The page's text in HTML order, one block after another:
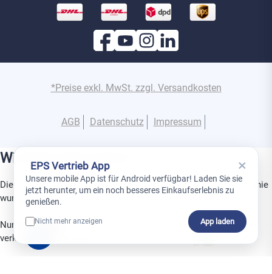
*Preise exkl. MwSt. zzgl. Versandkosten
AGB Datenschutz Impressum
Wichtige Information
Dies ist ein Gerät aus der Superior-Produktlinie. Diese Produktlinie
wurde speziell für den Einsatz in Projekten entwickelt.
Nur geschulte Partner dürfen Superior-Produkte installieren,
verkaufen und verwalten.
EPS Vertrieb App ×
Unsere mobile App ist für Android verfügbar! Laden Sie sie
jetzt herunter, um ein noch besseres Einkaufserlebnis zu
genießen.
Nicht mehr anzeigen App laden